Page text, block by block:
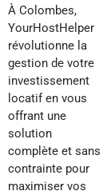
À Colombes,
YourHostHelper
révolutionne la
gestion de votre
investissement
locatif en vous
offrant une
solution
complète et sans
contrainte pour
maximiser vos
des réservations
et accueil
voyageurs 24/7.
Nos services de
conciergerie
premium incluent
le nettoyage
professionnel,
l’entretien du
linge, la
maintenance
sécurisés et
optimisés
pendant que votre
investissement
fonctionne en
pilote
automatique. Fini
le stress des
tâches
quotidiennes
chronophages :